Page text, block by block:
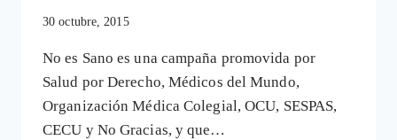
30 octubre, 2015
No es Sano es una campaña promovida por
Salud por Derecho, Médicos del Mundo,
Organización Médica Colegial, OCU, SESPAS,
CECU y No Gracias, y que…